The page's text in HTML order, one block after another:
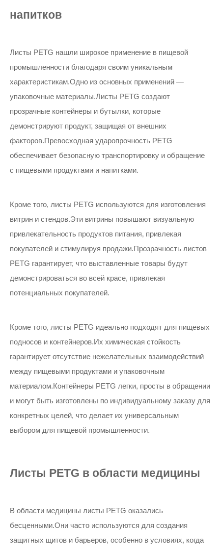
напитков
Листы PETG нашли широкое применение в пищевой
промышленности благодаря своим уникальным
характеристикам.Одно из основных применений —
упаковочные материалы.Листы PETG создают
прозрачные контейнеры и бутылки, которые
демонстрируют продукт, защищая от внешних
факторов.Превосходная ударопрочность PETG
обеспечивает безопасную транспортировку и обращение
с пищевыми продуктами и напитками.
Кроме того, листы PETG используются для изготовления
витрин и стендов.Эти витрины повышают визуальную
привлекательность продуктов питания, привлекая
покупателей и стимулируя продажи.Прозрачность листов
PETG гарантирует, что выставленные товары будут
демонстрироваться во всей красе, привлекая
потенциальных покупателей.
Кроме того, листы PETG идеально подходят для пищевых
подносов и контейнеров.Их химическая стойкость
гарантирует отсутствие нежелательных взаимодействий
между пищевыми продуктами и упаковочным
материалом.Контейнеры PETG легки, просты в обращении
и могут быть изготовлены по индивидуальному заказу для
конкретных целей, что делает их универсальным
выбором для пищевой промышленности.
Листы PETG в области медицины
В области медицины листы PETG оказались
бесценными.Они часто используются для создания
защитных щитов и барьеров, особенно в условиях, когда